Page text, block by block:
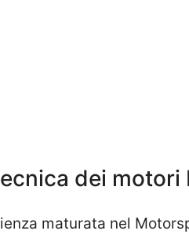
dei motori
maturata nel